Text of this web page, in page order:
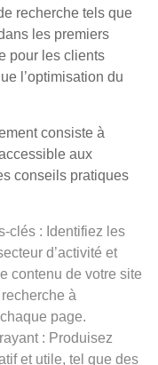
recherche tels que
les premiers
pour les clients
l’optimisation du
consiste à
aux
conseils pratiques
clés : Identifiez les
d’activité et
contenu de votre site
à
page.
: Produisez
et utile, tel que des